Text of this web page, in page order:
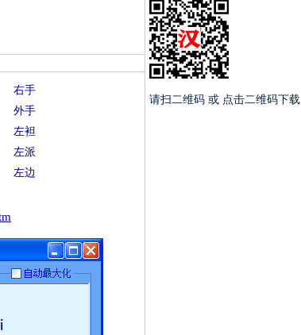
请扫二维码 或 点击二维码下载
右手
外手
左袒
左派
左边